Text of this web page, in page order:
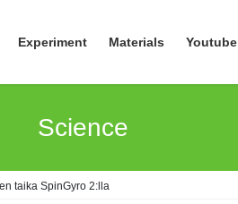
Experiment Materials Youtube
Science
taika SpinGyro 2:lla